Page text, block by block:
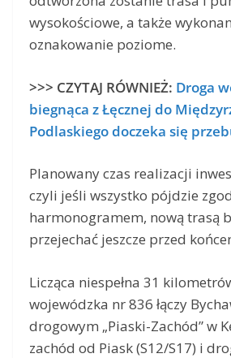
wysokościowe, a także
oznakowanie poziome.
>>> CZYTAJ RÓWNIEŻ: Droga
biegnąca z Łęcznej do
Podlaskiego doczeka się
Planowany czas realizacji
czyli jeśli wszystko pójdzie
harmonogramem, nową trasą
przejechać jeszcze przed
Licząca niespełna 31
wojewódzka nr 836 łączy
drogowym „Piaski-Zachód” w
zachód od Piask (S12/S17) i